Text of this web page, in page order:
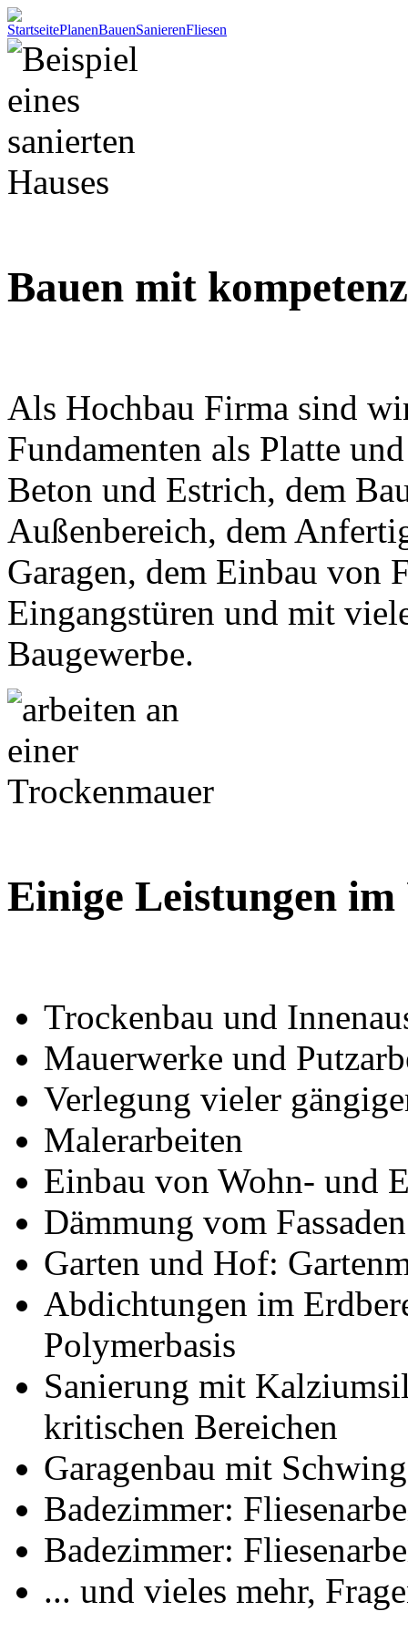
StartseitePlanenBauenSanierenFliesen
Bauen mit kompetenz
Als Hochbau Firma sind
Fundamenten als Platte
Beton und Estrich, dem
Außenbereich, dem
Garagen, dem Einbau von
Eingangstüren und mit
Baugewerbe.
Einige Leistungen
Trockenbau und
Mauerwerke und
Verlegung vieler
Malerarbeiten
Einbau von Wohn- und
Dämmung vom
Garten und Hof:
Abdichtungen im
Polymerbasis
Sanierung mit
kritischen Bereichen
Garagenbau mit
Badezimmer:
Badezimmer:
... und vieles mehr,